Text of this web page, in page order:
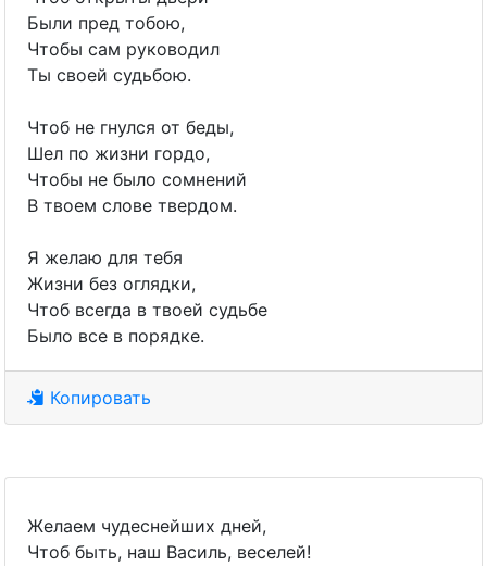
Были пред тобою,
Чтобы сам руководил
Ты своей судьбою.
Чтоб не гнулся от беды,
Шел по жизни гордо,
Чтобы не было сомнений
В твоем слове твердом.
Я желаю для тебя
Жизни без оглядки,
Чтоб всегда в твоей судьбе
Было все в порядке.
Копировать
Желаем чудеснейших дней,
Чтоб быть, наш Василь, веселей!